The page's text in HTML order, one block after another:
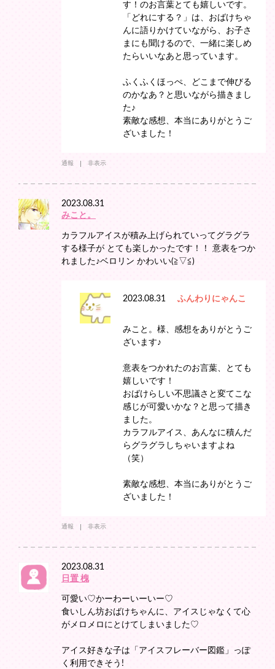
す！のお言葉とても嬉しいです。
「どれにする？」は、おばけちゃ
んに語りかけていながら、お子さ
まにも聞けるので、一緒に楽しめ
たらいいなあと思っています。
ふくふくほっぺ、どこまで伸びる
のかなあ？と思いながら描きまし
た♪
素敵な感想、本当にありがとうご
ざいました！
通報 非表示
2023.08.31
みこと。
カラフルアイスが積み上げられていってグラグラ
する様子が とても楽しかったです！！ 意表をつか
れました♪ベロリン かわいい(⁠≧⁠▽⁠≦⁠)
2023.08.31 ふんわりにゃんこ
みこと。様、感想をありがとうご
ざいます♪
意表をつかれたのお言葉、とても
嬉しいです！
おばけらしい不思議さと変てこな
感じが可愛いかな？と思って描き
ました。
カラフルアイス、あんなに積んだ
らグラグラしちゃいますよね
（笑）
素敵な感想、本当にありがとうご
ざいました！
通報 非表示
2023.08.31
日置 槐
可愛い♡かーわーいーいー♡
食いしん坊おばけちゃんに、アイスじゃなくて心
がメロメロにとけてしまいました♡
アイス好きな子は「アイスフレーバー図鑑」っぽ
く利用できそう!